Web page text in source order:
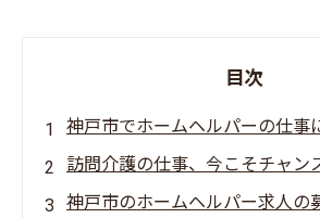
目次
神戸市でホームヘルパーの仕事
訪問介護の仕事、今こそチャン
神戸市のホームヘルパー求人の